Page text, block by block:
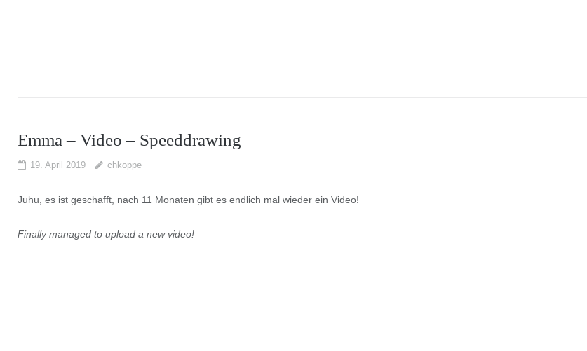
Emma – Video – Speeddrawing
19. April 2019 chkoppe
Juhu, es ist geschafft, nach 11 Monaten gibt es endlich mal wieder ein Video!
Finally managed to upload a new video!